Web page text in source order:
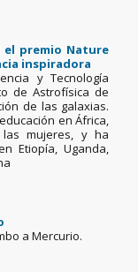
el premio Nature
inspiradora
y Tecnología
de Astrofísica de
de las galaxias.
en África,
mujeres, y ha
Etiopía, Uganda,
a Mercurio.